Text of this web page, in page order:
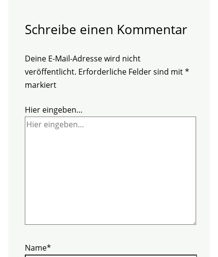
Schreibe einen Kommentar
Deine E-Mail-Adresse wird nicht
veröffentlicht. Erforderliche Felder sind mit*
markiert
Hier eingeben…
Name*